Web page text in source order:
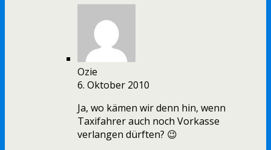
Ozie
6. Oktober 2010
Ja, wo kämen wir denn hin, wenn
Taxifahrer auch noch Vorkasse
verlangen dürften? 😉